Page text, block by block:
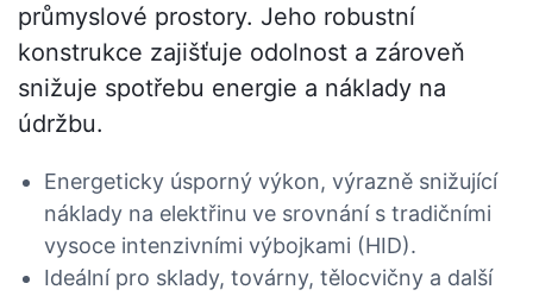
průmyslové prostory. Jeho robustní
konstrukce zajišťuje odolnost a zároveň
snižuje spotřebu energie a náklady na
údržbu.
Energeticky úsporný výkon, výrazně snižující
náklady na elektřinu ve srovnání s tradičními
vysoce intenzivními výbojkami (HID).
Ideální pro sklady, továrny, tělocvičny a další